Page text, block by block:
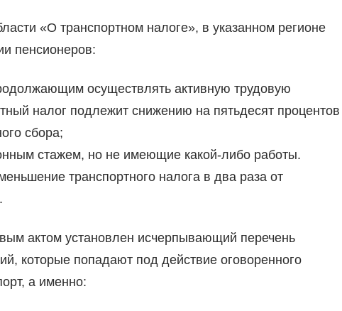
«О транспортном налоге», в указанном регионе
пенсионеров:
осуществлять активную трудовую
налог подлежит снижению на пятьдесят процентов
сбора;
стажем, но не имеющие какой-либо работы.
транспортного налога в два раза от
актом установлен исчерпывающий перечень
которые попадают под действие оговоренного
а именно: